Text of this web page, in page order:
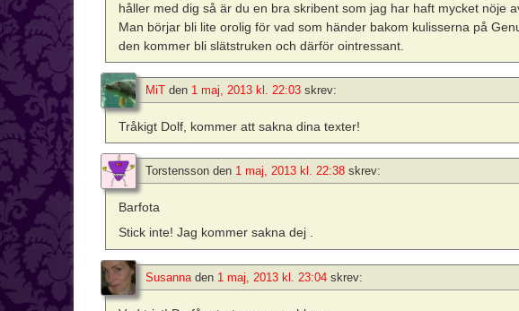
håller med dig så är du en bra skribent som jag har haft mycket nöje
Man börjar bli lite orolig för vad som händer bakom kulisserna på
den kommer bli slätstruken och därför ointressant.
MiT den 1 maj, 2013 kl. 22:03 skrev:
Tråkigt Dolf, kommer att sakna dina texter!
Torstensson den 1 maj, 2013 kl. 22:38 skrev:
Barfota
Stick inte! Jag kommer sakna dej .
Susanna den 1 maj, 2013 kl. 23:04 skrev: